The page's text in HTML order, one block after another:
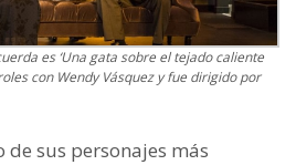
es ‘Una gata sobre el tejado caliente
con Wendy Vásquez y fue dirigido por
sus personajes más